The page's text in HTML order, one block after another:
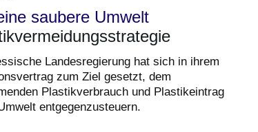
saubere Umwelt
Landesregierung hat sich in ihrem
zum Ziel gesetzt, dem
Plastikverbrauch und Plastikeintrag
entgegenzusteuern.